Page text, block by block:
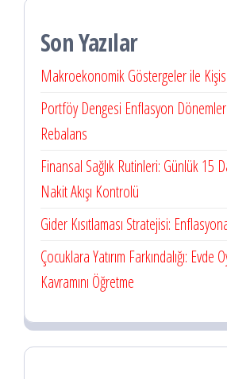
Son Yazılar
Makroekonomik Göstergeler ile
Portföy Dengesi Enflasyon
Rebalans
Finansal Sağlık Rutinleri: Günlük 15
Nakit Akışı Kontrolü
Gider Kısıtlaması Stratejisi:
Çocuklara Yatırım Farkındalığı: Evde
Kavramını Öğretme